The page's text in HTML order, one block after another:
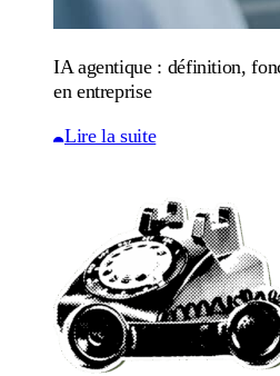
IA agentique : définition,
en entreprise
Lire la suite